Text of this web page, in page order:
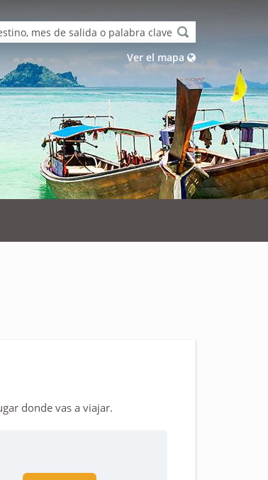
Ver el mapa
donde vas a viajar.